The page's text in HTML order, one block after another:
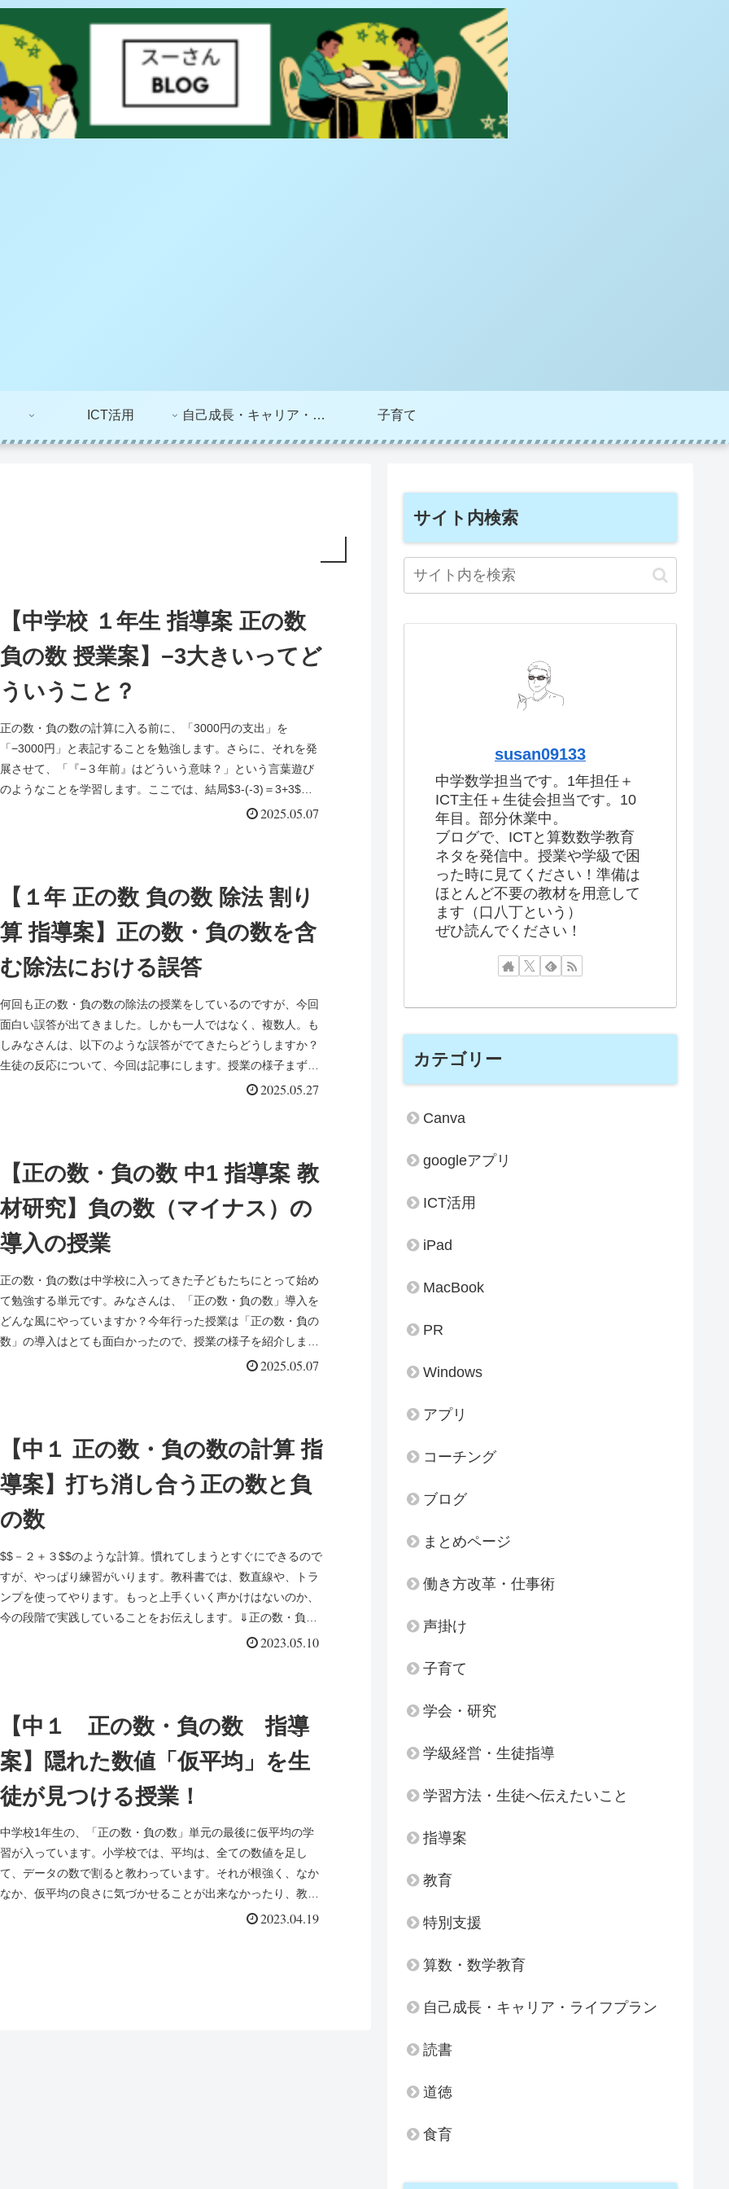
ICT活用 自己成長・キャリア・ライフプラン 子育て
【中学校 １年生 指導案 正の数
負の数 授業案】−3大きいってど
ういうこと？
正の数・負の数の計算に入る前に、「3000円の支出」を
「−3000円」と表記することを勉強します。さらに、それを発
展させて、「『−３年前』はどういう意味？」という言葉遊び
のようなことを学習します。ここでは、結局$3-(-3)＝3+3$の
2025.05.07
【１年 正の数 負の数 除法 割り
算 指導案】正の数・負の数を含
む除法における誤答
何回も正の数・負の数の除法の授業をしているのですが、今回
面白い誤答が出てきました。しかも一人ではなく、複数人。も
しみなさんは、以下のような誤答がでてきたらどうしますか？
生徒の反応について、今回は記事にします。授業の様子まず
2025.05.27
【正の数・負の数 中1 指導案 教
材研究】負の数（マイナス）の
導入の授業
正の数・負の数は中学校に入ってきた子どもたちにとって始め
て勉強する単元です。みなさんは、「正の数・負の数」導入を
どんな風にやっていますか？今年行った授業は「正の数・負の
数」の導入はとても面白かったので、授業の様子を紹介しま
2025.05.07
【中１ 正の数・負の数の計算 指
導案】打ち消し合う正の数と負
の数
$$－２＋３$$のような計算。慣れてしまうとすぐにできるので
すが、やっぱり練習がいります。教科書では、数直線や、トラ
ンプを使ってやります。もっと上手くいく声かけはないのか、
今の段階で実践していることをお伝えします。⇓正の数・負の
2023.05.10
【中１ 正の数・負の数 指導
案】隠れた数値「仮平均」を生
徒が見つける授業！
中学校1年生の、「正の数・負の数」単元の最後に仮平均の学
習が入っています。小学校では、平均は、全ての数値を足し
て、データの数で割ると教わっています。それが根強く、なか
なか、仮平均の良さに気づかせることが出来なかったり、教え
2023.04.19
サイト内検索
susan09133
中学数学担当です。1年担任＋
ICT主任＋生徒会担当です。10
年目。部分休業中。
ブログで、ICTと算数数学教育
ネタを発信中。授業や学級で困
った時に見てください！準備は
ほとんど不要の教材を用意して
ます（口八丁という）
ぜひ読んでください！
カテゴリー
Canva
googleアプリ
ICT活用
iPad
MacBook
PR
Windows
アプリ
コーチング
ブログ
まとめページ
働き方改革・仕事術
声掛け
子育て
学会・研究
学級経営・生徒指導
学習方法・生徒へ伝えたいこと
指導案
教育
特別支援
算数・数学教育
自己成長・キャリア・ライフプラン
読書
道徳
食育